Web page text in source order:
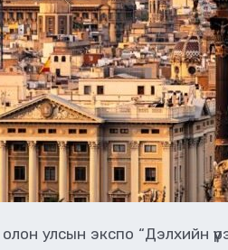
улсын экспо “Дэлхийн